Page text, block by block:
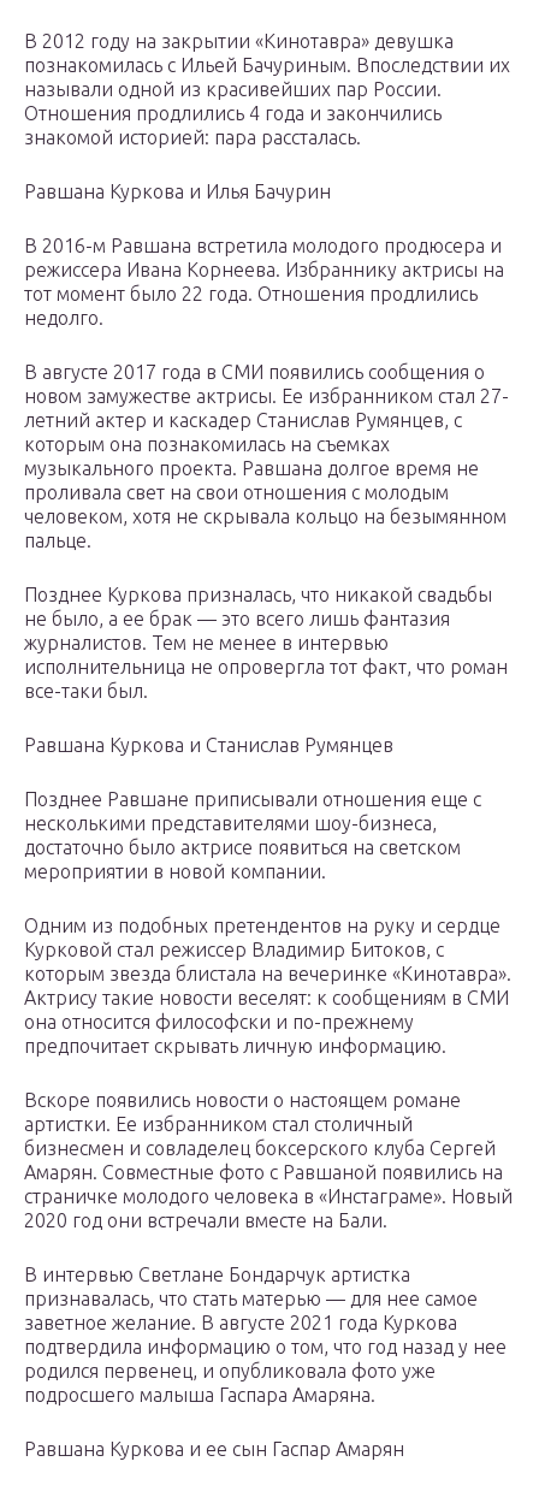
В 2012 году на закрытии «Кинотавра» девушка
познакомилась с Ильей Бачуриным. Впоследствии их
называли одной из красивейших пар России.
Отношения продлились 4 года и закончились
знакомой историей: пара рассталась.
Равшана Куркова и Илья Бачурин
В 2016-м Равшана встретила молодого продюсера и
режиссера Ивана Корнеева. Избраннику актрисы на
тот момент было 22 года. Отношения продлились
недолго.
В августе 2017 года в СМИ появились сообщения о
новом замужестве актрисы. Ее избранником стал 27-
летний актер и каскадер Станислав Румянцев, с
которым она познакомилась на съемках
музыкального проекта. Равшана долгое время не
проливала свет на свои отношения с молодым
человеком, хотя не скрывала кольцо на безымянном
пальце.
Позднее Куркова призналась, что никакой свадьбы
не было, а ее брак — это всего лишь фантазия
журналистов. Тем не менее в интервью
исполнительница не опровергла тот факт, что роман
все-таки был.
Равшана Куркова и Станислав Румянцев
Позднее Равшане приписывали отношения еще с
несколькими представителями шоу-бизнеса,
достаточно было актрисе появиться на светском
мероприятии в новой компании.
Одним из подобных претендентов на руку и сердце
Курковой стал режиссер Владимир Битоков, с
которым звезда блистала на вечеринке «Кинотавра».
Актрису такие новости веселят: к сообщениям в СМИ
она относится философски и по-прежнему
предпочитает скрывать личную информацию.
Вскоре появились новости о настоящем романе
артистки. Ее избранником стал столичный
бизнесмен и совладелец боксерского клуба Сергей
Амарян. Совместные фото с Равшаной появились на
страничке молодого человека в «Инстаграме». Новый
2020 год они встречали вместе на Бали.
В интервью Светлане Бондарчук артистка
признавалась, что стать матерью — для нее самое
заветное желание. В августе 2021 года Куркова
подтвердила информацию о том, что год назад у нее
родился первенец, и опубликовала фото уже
подросшего малыша Гаспара Амаряна.
Равшана Куркова и ее сын Гаспар Амарян